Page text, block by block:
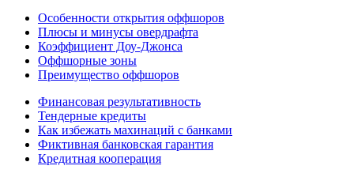
Особенности открытия оффшоров
Плюсы и минусы овердрафта
Коэффициент Доу-Джонса
Оффшорные зоны
Преимущество оффшоров
Финансовая результативность
Тендерные кредиты
Как избежать махинаций с банками
Фиктивная банковская гарантия
Кредитная кооперация